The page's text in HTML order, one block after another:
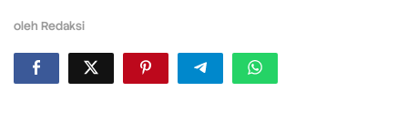
oleh Redaksi